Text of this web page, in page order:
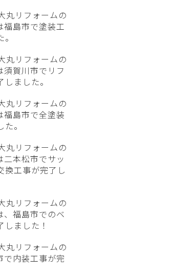
丸リフォームの
福島市で塗装工
丸リフォームの
須賀川市でリフ
ました。
丸リフォームの
福島市で全塗装
。
丸リフォームの
二本松市でサッ
換工事が完了し
丸リフォームの
、福島市でのベ
しました！
丸リフォームの
で内装工事が完